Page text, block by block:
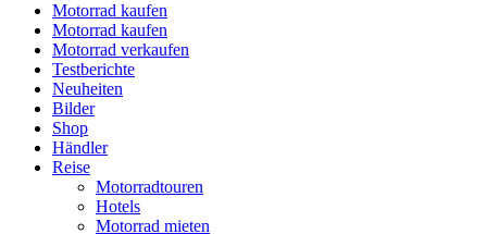
Motorrad kaufen
Motorrad kaufen
Motorrad verkaufen
Testberichte
Neuheiten
Bilder
Shop
Händler
Reise
Motorradtouren
Hotels
Motorrad mieten